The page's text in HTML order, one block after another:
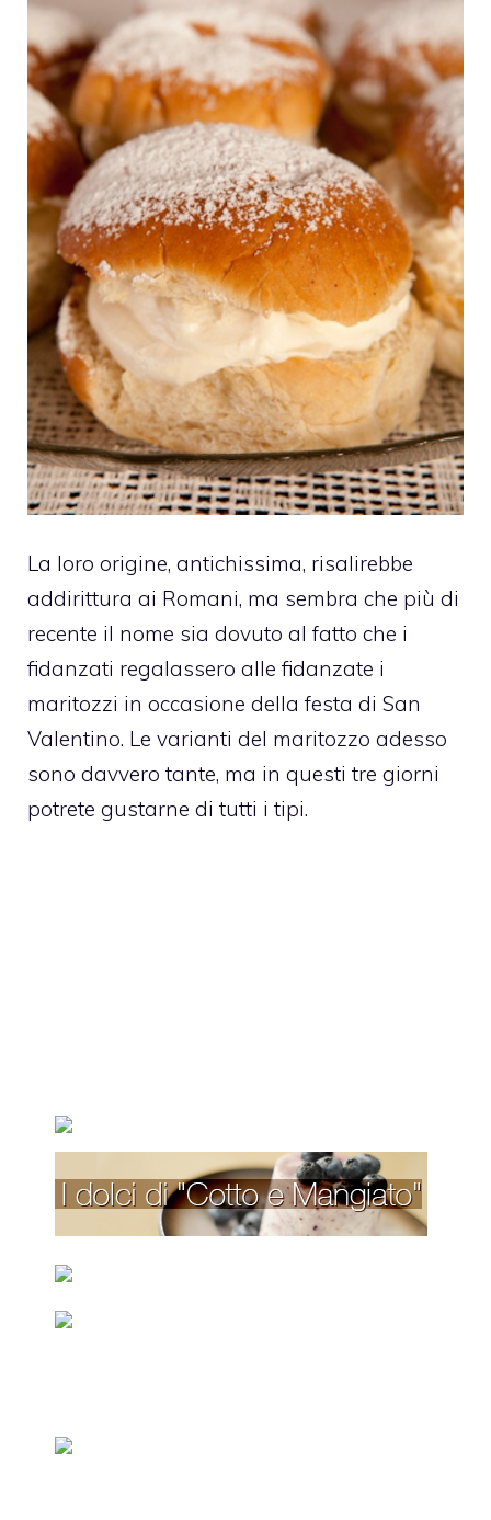
La loro origine, antichissima, risalirebbe
addirittura ai Romani, ma sembra che più di
recente il nome sia dovuto al fatto che i
fidanzati regalassero alle fidanzate i
maritozzi in occasione della festa di San
Valentino. Le varianti del maritozzo adesso
sono davvero tante, ma in questi tre giorni
potrete gustarne di tutti i tipi.